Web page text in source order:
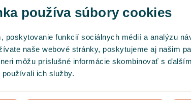
používa súbory cookies
poskytovanie funkcií sociálnych médií a analýzu
naše webové stránky, poskytujeme aj našim
môžu príslušné informácie skombinovať s
ich služby.